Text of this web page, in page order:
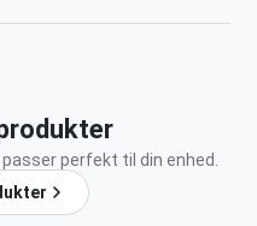
perfekt til din enhed.